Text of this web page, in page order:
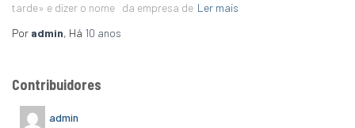
tarde» e dizer o nome da empresa de Ler mais
Por admin, Há 10 anos
Contribuidores
admin